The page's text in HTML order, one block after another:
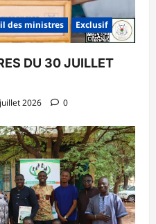
des ministres Exclusif
DU 30 JUILLET
2026 0